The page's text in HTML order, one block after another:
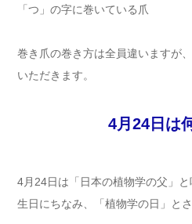
「つ」の字に巻いている爪
巻き爪の巻き方は全員違いますが
いただきます。
4月24日は
4月24日は「日本の植物学の父」
生日にちなみ、「植物学の日」とさ